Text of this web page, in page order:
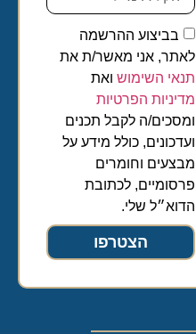
בביצוע ההרשמה
לאתר, אני מאשר/ת את
תנאי השימושואת
מדיניות הפרטיות
ומסכים/ה לקבל תכנים
ועדכונים, כולל מידע על
מבצעים וחומרים
פרסומיים, לכתובת
הדוא״ל שלי.
הצטרפו